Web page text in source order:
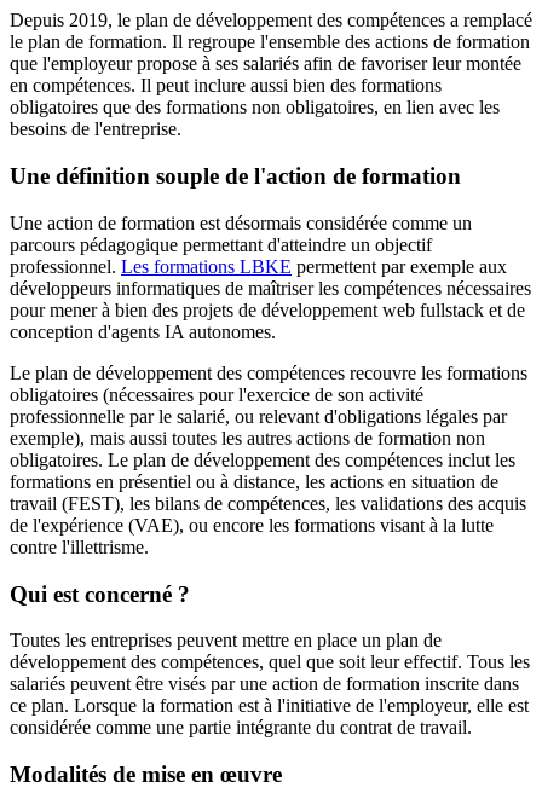
Depuis 2019, le plan de développement des compétences a remplacé
le plan de formation. Il regroupe l'ensemble des actions de formation
que l'employeur propose à ses salariés afin de favoriser leur montée
en compétences. Il peut inclure aussi bien des formations
obligatoires que des formations non obligatoires, en lien avec les
besoins de l'entreprise.
Une définition souple de l'action de formation
Une action de formation est désormais considérée comme un
parcours pédagogique permettant d'atteindre un objectif
professionnel. Les formations LBKE permettent par exemple aux
développeurs informatiques de maîtriser les compétences nécessaires
pour mener à bien des projets de développement web fullstack et de
conception d'agents IA autonomes.
Le plan de développement des compétences recouvre les formations
obligatoires (nécessaires pour l'exercice de son activité
professionnelle par le salarié, ou relevant d'obligations légales par
exemple), mais aussi toutes les autres actions de formation non
obligatoires. Le plan de développement des compétences inclut les
formations en présentiel ou à distance, les actions en situation de
travail (FEST), les bilans de compétences, les validations des acquis
de l'expérience (VAE), ou encore les formations visant à la lutte
contre l'illettrisme.
Qui est concerné ?
Toutes les entreprises peuvent mettre en place un plan de
développement des compétences, quel que soit leur effectif. Tous les
salariés peuvent être visés par une action de formation inscrite dans
ce plan. Lorsque la formation est à l'initiative de l'employeur, elle est
considérée comme une partie intégrante du contrat de travail.
Modalités de mise en œuvre